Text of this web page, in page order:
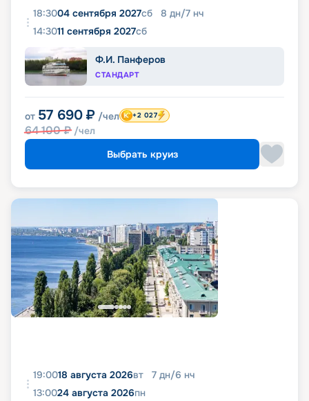
18:3004 сентября 2027сб 8 дн/7 нч
14:3011 сентября 2027сб
Ф.И. Панферов
СТАНДАРТ
от 57 690 ₽ /чел
64 100₽ /чел
+2 027
Выбрать круиз
19:0018 августа 2026вт 7 дн/6 нч
13:0024 августа 2026пн